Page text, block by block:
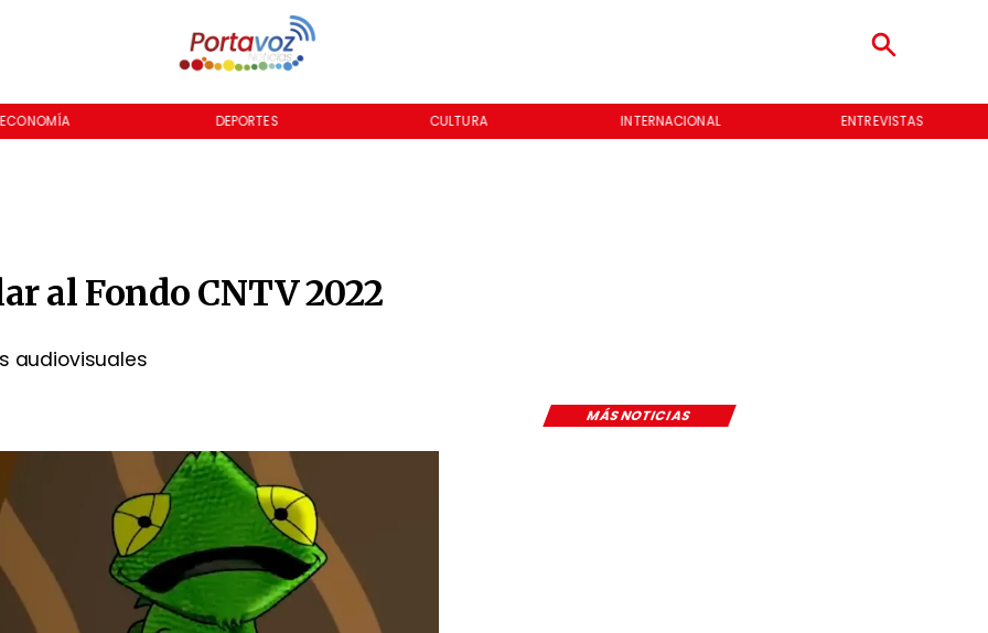
DEPORTES CULTURA INTERNACIONAL ENTREVISTAS NOTICIERO
al Fondo CNTV 2022
audiovisuales
MÁS NOTICIAS